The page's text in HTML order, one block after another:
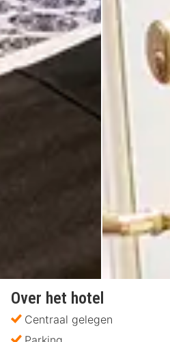
Over het hotel
Centraal gelegen